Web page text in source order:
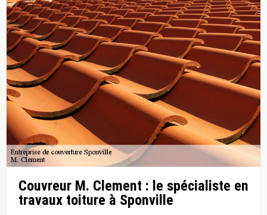
Couvreur M. Clement : le spécialiste en
travaux toiture à Sponville